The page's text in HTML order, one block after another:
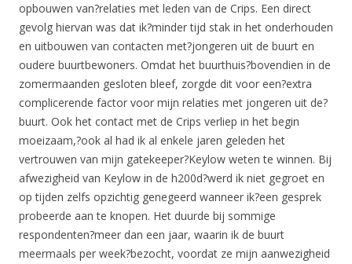
opbouwen van?relaties met leden van de Crips. Een direct
gevolg hiervan was dat ik?minder tijd stak in het onderhouden
en uitbouwen van contacten met?jongeren uit de buurt en
oudere buurtbewoners. Omdat het buurthuis?bovendien in de
zomermaanden gesloten bleef, zorgde dit voor een?extra
complicerende factor voor mijn relaties met jongeren uit de?
buurt. Ook het contact met de Crips verliep in het begin
moeizaam,?ook al had ik al enkele jaren geleden het
vertrouwen van mijn gatekeeper?Keylow weten te winnen. Bij
afwezigheid van Keylow in de h200d?werd ik niet gegroet en
op tijden zelfs opzichtig genegeerd wanneer ik?een gesprek
probeerde aan te knopen. Het duurde bij sommige
respondenten?meer dan een jaar, waarin ik de buurt
meermaals per week?bezocht, voordat ze mijn aanwezigheid